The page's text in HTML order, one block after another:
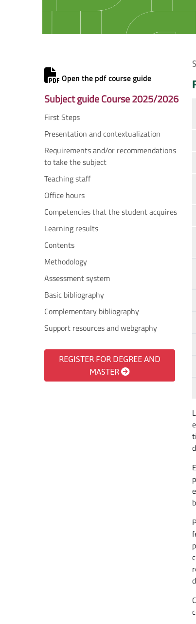
Open the pdf course guide
Subject guide Course 2025/2026
First Steps
Presentation and contextualization
Requirements and/or recommendations
to take the subject
Teaching staff
Office hours
Competencies that the student acquires
Learning results
Contents
Methodology
Assessment system
Basic bibliography
Complementary bibliography
Support resources and webgraphy
REGISTER FOR DEGREE AND
MASTER